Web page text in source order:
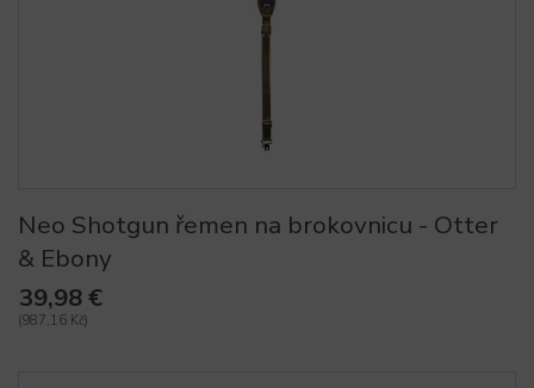
Neo Shotgun řemen na brokovnicu - Otter
& Ebony
39,98 €
(987,16 Kč)